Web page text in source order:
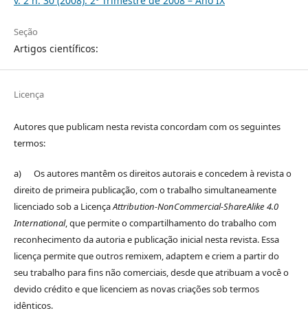
Seção
Artigos científicos:
Licença
Autores que publicam nesta revista concordam com os seguintes
termos:
a) Os autores mantêm os direitos autorais e concedem à revista o
direito de primeira publicação, com o trabalho simultaneamente
licenciado sob a LicençaAttribution-NonCommercial-ShareAlike 4.0
International, que permite o compartilhamento do trabalho com
reconhecimento da autoria e publicação inicial nesta revista. Essa
licença permite que outros remixem, adaptem e criem a partir do
seu trabalho para fins não comerciais, desde que atribuam a você o
devido crédito e que licenciem as novas criações sob termos
idênticos.